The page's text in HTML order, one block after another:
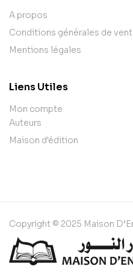
A propos
Conditions générales de
Mentions légales
Liens Utiles
Mon compte
Auteurs
Maison d'édition
Copyright © 2025 Maison